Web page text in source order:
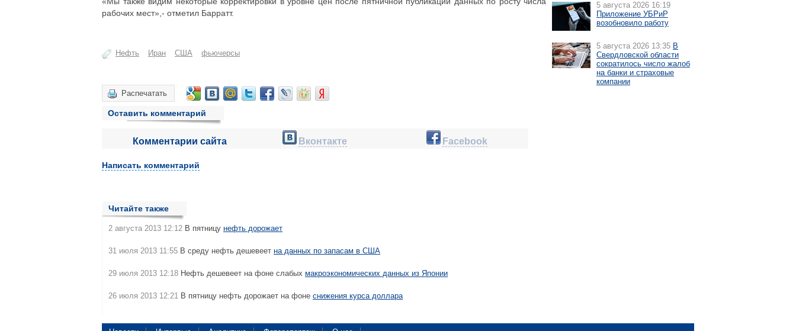
рабочих мест»,- отметил Барратт.
Нефть Иран США фьючерсы
Распечатать
Оставить комментарий
Комментарии сайта Вконтакте Facebook
Написать комментарий
Читайте также
2 августа 2013 12:12 В пятницу нефть дорожает
31 июля 2013 11:55 В среду нефть дешевеет на данных по запасам в США
29 июля 2013 12:18 Нефть дешевеет на фоне слабых макроэкономических данных из Японии
26 июля 2013 12:21 В пятницу нефть дорожает на фоне снижения курса доллара
5 августа 2026 16:19
Приложение УБРиР
возобновило работу
5 августа 2026 13:35 В
Свердловской области
сократилось число жалоб
на банки и страховые
компании